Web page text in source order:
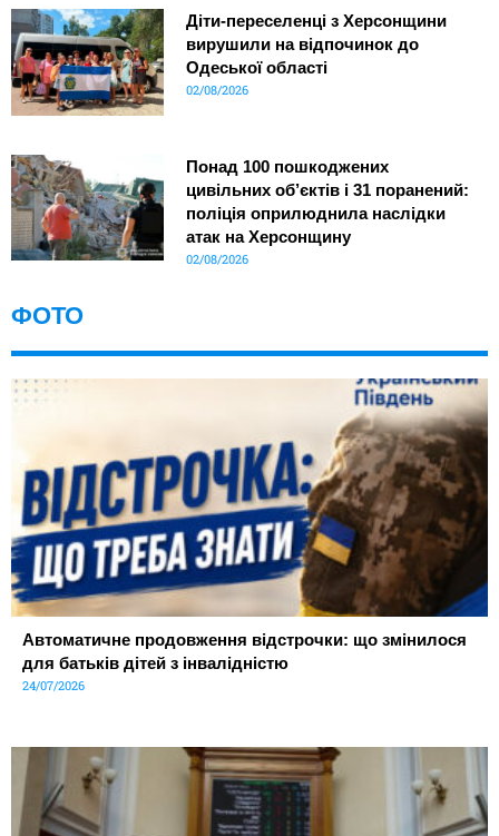
Діти-переселенці з Херсонщини
вирушили на відпочинок до
Одеської області
02/08/2026
Понад 100 пошкоджених
цивільних об’єктів і 31 поранений:
поліція оприлюднила наслідки
атак на Херсонщину
02/08/2026
ФОТО
Автоматичне продовження відстрочки: що змінилося
для батьків дітей з інвалідністю
24/07/2026